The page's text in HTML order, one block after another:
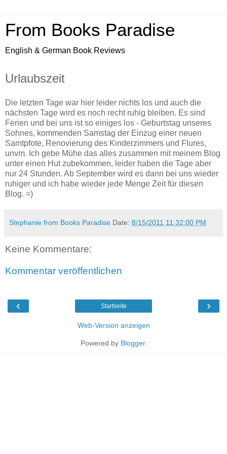
From Books Paradise
English & German Book Reviews
Urlaubszeit
Die letzten Tage war hier leider nichts los und auch die
nächsten Tage wird es noch recht ruhig bleiben. Es sind
Ferien und bei uns ist so einiges los - Geburtstag unseres
Sohnes, kommenden Samstag der Einzug einer neuen
Samtpfote, Renovierung des Kinderzimmers und Flures,
unvm. Ich gebe Mühe das alles zusammen mit meinem Blog
unter einen Hut zubekommen, leider haben die Tage aber
nur 24 Stunden. Ab September wird es dann bei uns wieder
ruhiger und ich habe wieder jede Menge Zeit für diesen
Blog. =)
Stephanie from Books Paradise Date: 8/15/2011 11:32:00 PM
Keine Kommentare:
Kommentar veröffentlichen
‹ ›
Startseite
Web-Version anzeigen
Powered by Blogger.